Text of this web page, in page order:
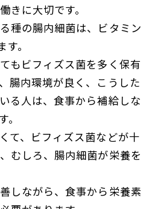
きに大切です。
種の腸内細菌は、ビタミン
。
もビフィズス菌を多く保有
腸内環境が良く、こうした
る人は、食事から補給しな
て、ビフィズス菌などが十
むしろ、腸内細菌が栄養を
しながら、食事から栄養素